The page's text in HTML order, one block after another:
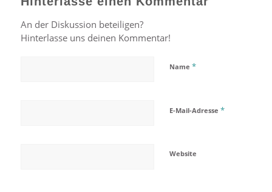
An der Diskussion beteiligen?
Hinterlasse uns deinen Kommentar!
Name *
E-Mail-Adresse *
Website